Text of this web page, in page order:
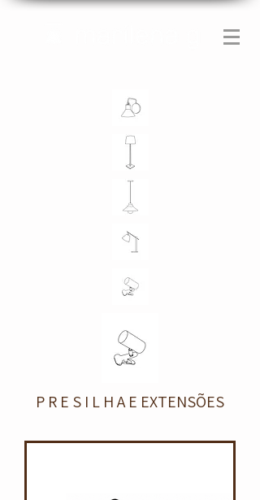
P R E S I L H A E EXTENSÕES